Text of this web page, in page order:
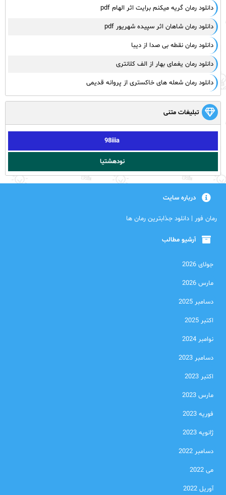
دانلود رمان گریه میکنم برایت اثر الهام pdf
دانلود رمان شاهان اثر سپیده شهریور pdf
دانلود رمان نقطه بی صدا از دیبا
دانلود رمان یغمای بهار از الف کلانتری
دانلود رمان شعله های خاکستری از پروانه قدیمی
تبلیغات متنی
98iiia
نودهشتیا
درباره سایت
رمان فور | دانلود جذابترین رمان ها
آرشیو مطالب
جولای 2026
مارس 2026
دسامبر 2025
اکتبر 2025
نوامبر 2024
دسامبر 2023
اکتبر 2023
مارس 2023
فوریه 2023
ژانویه 2023
دسامبر 2022
می 2022
آوریل 2022